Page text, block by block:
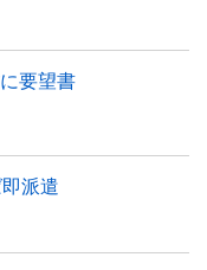
要望書
派遣